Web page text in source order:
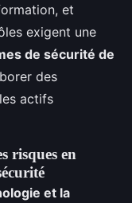
et
exigent une
de sécurité de
des
actifs
risques en
et la